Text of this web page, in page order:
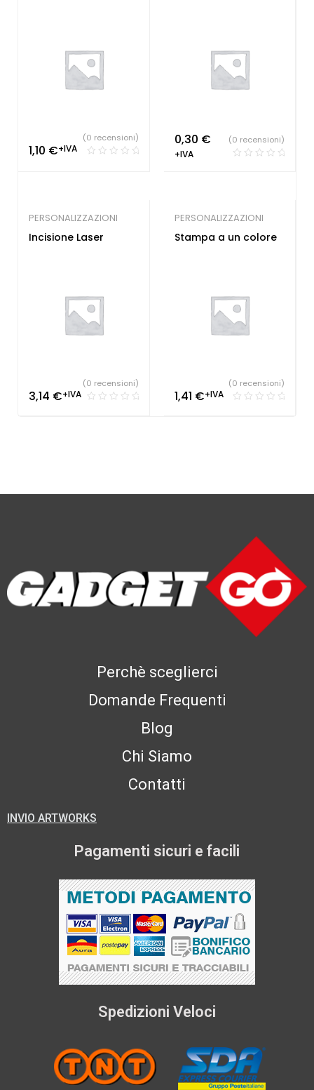
1,10 €+IVA
(0 recensioni) 0,30 €
+IVA
(0 recensioni)
PERSONALIZZAZIONI
Incisione Laser
3,14 €+IVA
(0 recensioni)
PERSONALIZZAZIONI
Stampa a un colore
1,41 €+IVA
(0 recensioni)
Perchè sceglierci
Domande Frequenti
Blog
Chi Siamo
Contatti
INVIO ARTWORKS
Pagamenti sicuri e facili
Spedizioni Veloci